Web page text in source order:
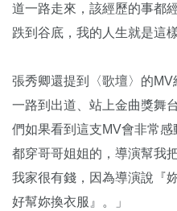
道一路走來，該經歷的事都
跌到谷底，我的人生就是這樣
張秀卿還提到〈歌壇〉的
一路到出道、站上金曲獎舞
們如果看到這支MV會非常
都穿哥哥姐姐的，導演幫我
我家很有錢，因為導演說『
好幫妳換衣服』。」